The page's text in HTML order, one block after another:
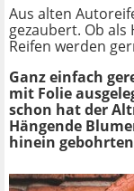
Aus alten
gezaubert. Ob
Reifen werden
Ganz einfach
mit Folie
schon hat der
Hängende
hinein